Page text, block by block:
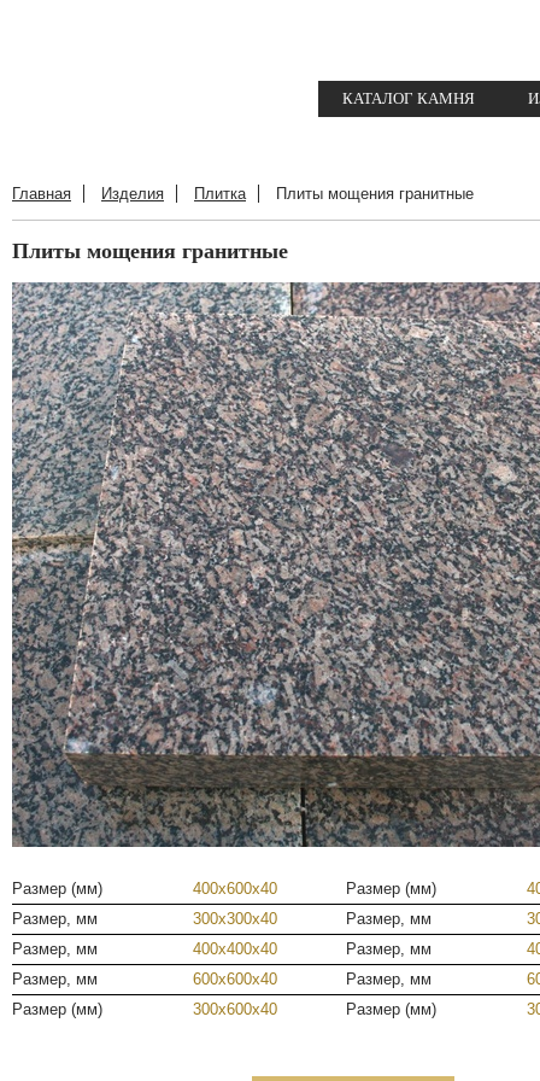
КАТАЛОГ КАМНЯ
Главная Изделия Плитка Плиты мощения гранитные
Плиты мощения гранитные
Размер (мм) 400х600х40 Размер (мм)
Размер, мм
300х300х40 Размер, мм
Размер, мм
400х400х40 Размер, мм
Размер, мм
600х600х40 Размер, мм
Размер (мм)
300х600х40 Размер (мм)